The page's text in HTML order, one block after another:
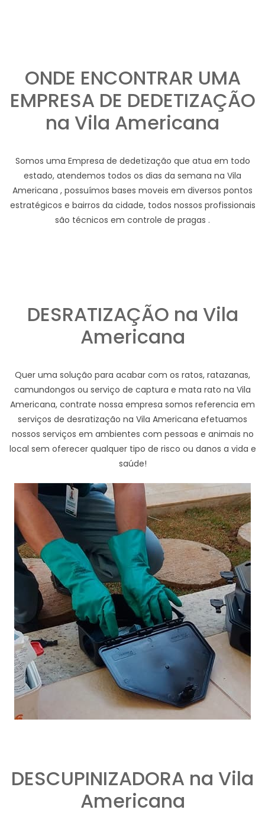
ONDE ENCONTRAR UMA
EMPRESA DE DEDETIZAÇÃO
na Vila Americana
Somos uma Empresa de dedetização que atua em todo
estado, atendemos todos os dias da semana na Vila
Americana , possuímos bases moveis em diversos pontos
estratégicos e bairros da cidade, todos nossos profissionais
são técnicos em controle de pragas .
DESRATIZAÇÃO na Vila
Americana
Quer uma solução para acabar com os ratos, ratazanas,
camundongos ou serviço de captura e mata rato na Vila
Americana, contrate nossa empresa somos referencia em
serviços de desratização na Vila Americana efetuamos
nossos serviços em ambientes com pessoas e animais no
local sem oferecer qualquer tipo de risco ou danos a vida e
saúde!
DESCUPINIZADORA na Vila
Americana